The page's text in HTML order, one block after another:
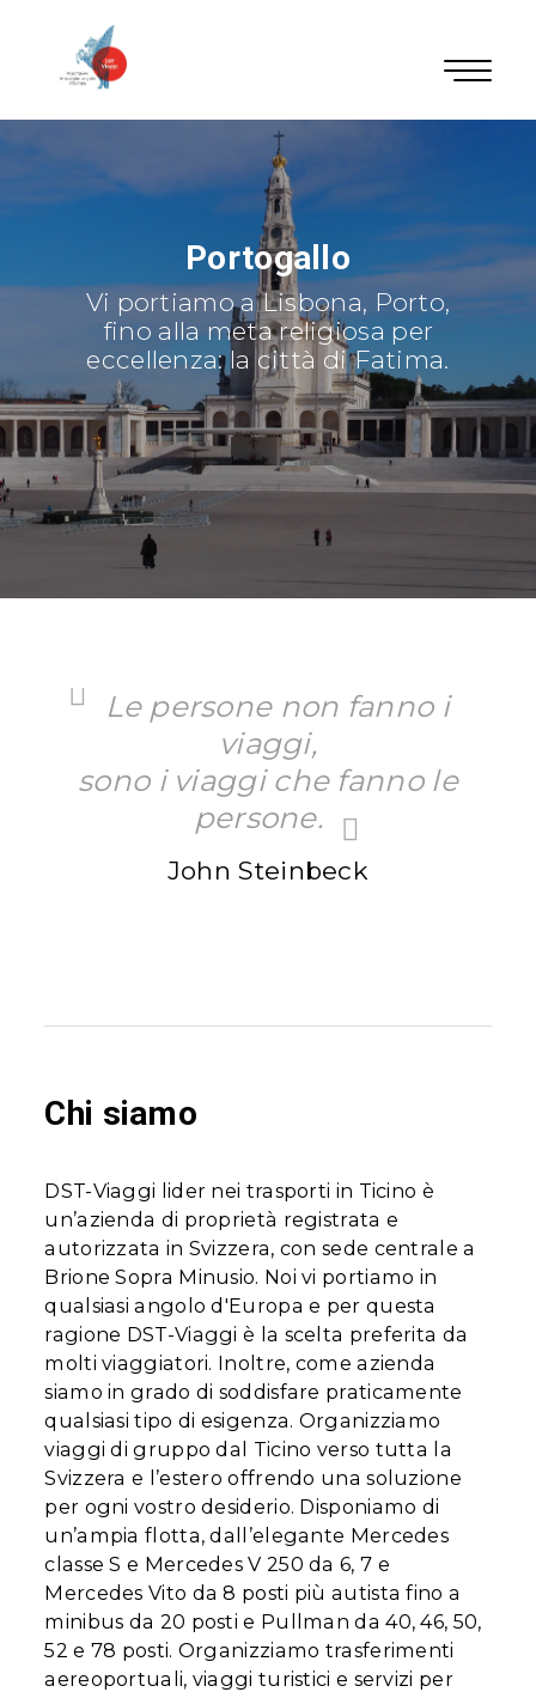
Portogallo
Vi portiamo a Lisbona, Porto,
fino alla meta religiosa per
eccellenza: la città di Fatima.
Svizzera
Cascate del Reno,
un'uscita perfetta per tutte le
famiglie.
Germania
Foresta Nera - Schwarzwald
Le persone non fanno i
viaggi,
sono i viaggi che fanno le
persone.
John Steinbeck
Chi siamo
DST-Viaggi lider nei trasporti in Ticino è
un’azienda di proprietà registrata e
autorizzata in Svizzera, con sede centrale a
Brione Sopra Minusio. Noi vi portiamo in
qualsiasi angolo d'Europa e per questa
ragione DST-Viaggi è la scelta preferita da
molti viaggiatori. Inoltre, come azienda
siamo in grado di soddisfare praticamente
qualsiasi tipo di esigenza. Organizziamo
viaggi di gruppo dal Ticino verso tutta la
Svizzera e l’estero offrendo una soluzione
per ogni vostro desiderio. Disponiamo di
un’ampia flotta, dall’elegante Mercedes
classe S e Mercedes V 250 da 6, 7 e
Mercedes Vito da 8 posti più autista fino a
minibus da 20 posti e Pullman da 40, 46, 50,
52 e 78 posti. Organizziamo trasferimenti
aereoportuali, viaggi turistici e servizi per